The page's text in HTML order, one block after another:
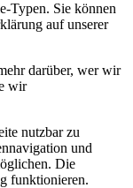
Typen. Sie können
auf unserer
darüber, wer wir
wir
nutzbar zu
und
Die
funktionieren.